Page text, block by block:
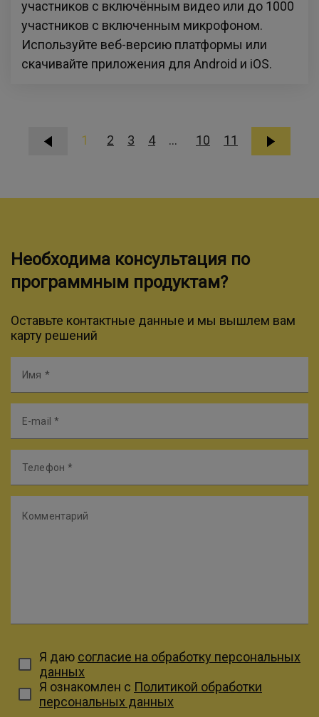
участников с включённым видео или до 1000
участников с включенным микрофоном.
Используйте веб-версию платформы или
скачивайте приложения для Android и iOS.
1 2 3 4 ... 10 11
Необходима консультация по
программным продуктам?
Оставьте контактные данные и мы вышлем вам
карту решений
Имя
E-mail
Телефон
Комментарий
Я даю согласие на обработку персональных
данных
Я ознакомлен с Политикой обработки
персональных данных